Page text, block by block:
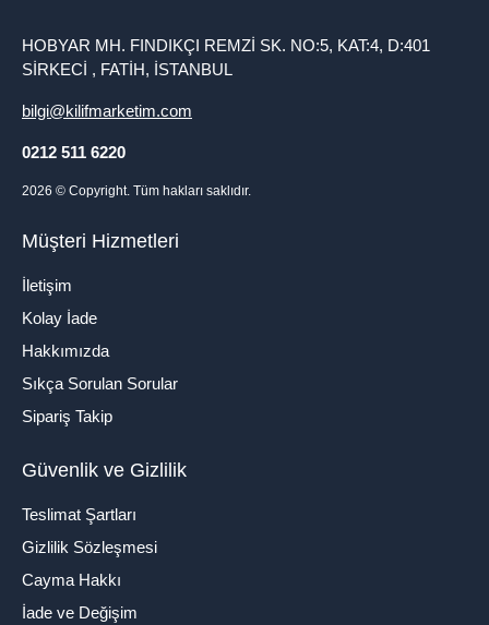
HOBYAR MH. FINDIKÇI REMZİ SK. NO:5, KAT:4, D:401
SİRKECİ , FATİH, İSTANBUL
bilgi@kilifmarketim.com
0212 511 6220
2026 © Copyright. Tüm hakları saklıdır.
Müşteri Hizmetleri
İletişim
Kolay İade
Hakkımızda
Sıkça Sorulan Sorular
Sipariş Takip
Güvenlik ve Gizlilik
Teslimat Şartları
Gizlilik Sözleşmesi
Cayma Hakkı
İade ve Değişim